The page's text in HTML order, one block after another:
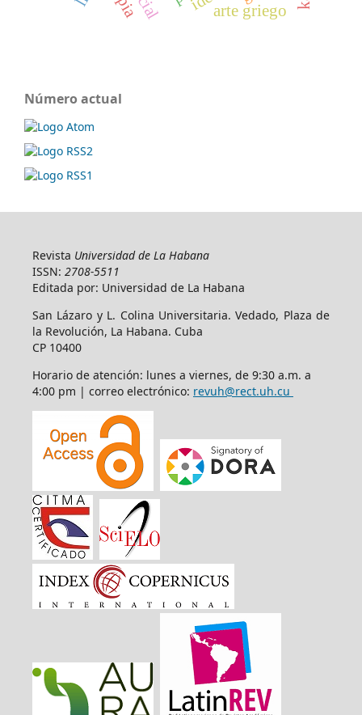
arte griego
Número actual
Revista Universidad de La Habana
ISSN: 2708-5511
Editada por: Universidad de La Habana
San Lázaro y L. Colina Universitaria. Vedado, Plaza de
la Revolución, La Habana. Cuba
CP 10400
Horario de atención: lunes a viernes, de 9:30 a.m. a
4:00 pm | correo electrónico: revuh@rect.uh.cu